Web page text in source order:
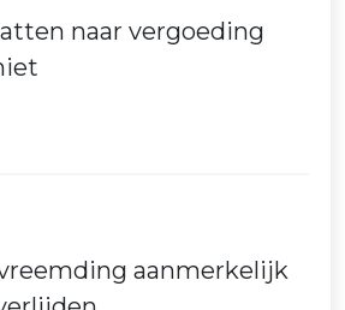
naar vergoeding
aanmerkelijk